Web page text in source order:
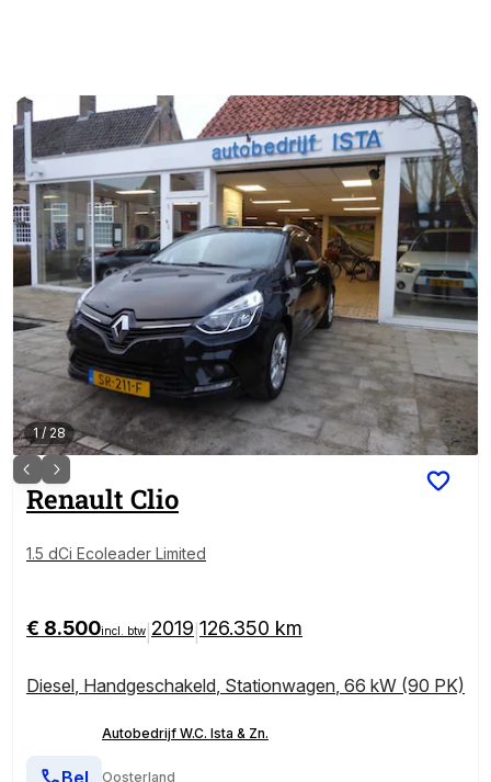
1/ 28
Renault Clio
1.5 dCi Ecoleader Limited
€ 8.500incl. btw 2019 126.350 km
Diesel, Handgeschakeld, Stationwagen, 66 kW (90 PK)
Autobedrijf W.C. Ista & Zn.
Oosterland